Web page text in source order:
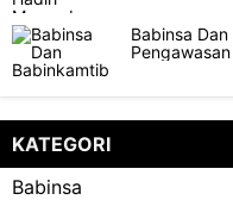
Babinsa
KATEGORI
Babinsa